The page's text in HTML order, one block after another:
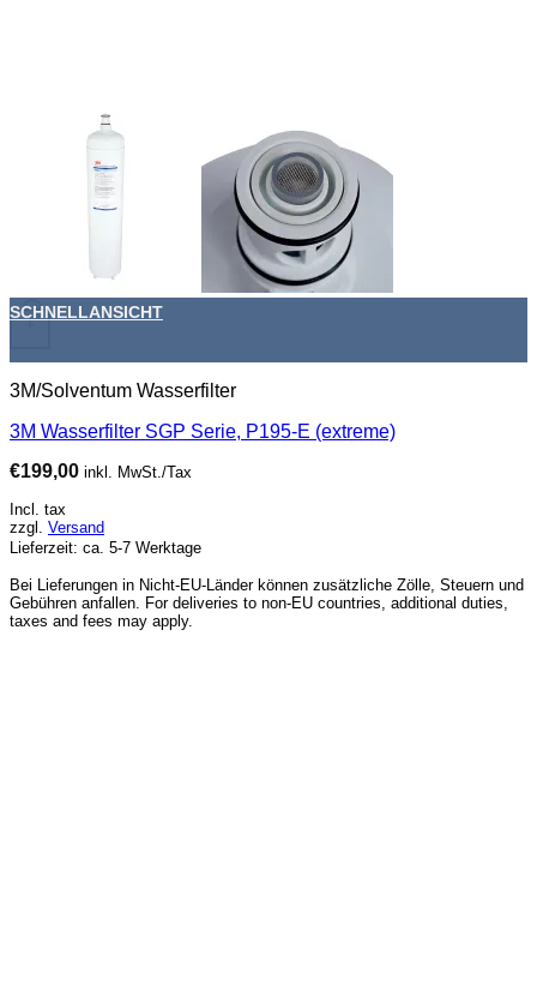
+
SCHNELLANSICHT
3M/Solventum Wasserfilter
3M Wasserfilter SGP Serie, P195-E (extreme)
€199,00 inkl. MwSt./Tax
Incl. tax
zzgl. Versand
Lieferzeit: ca. 5-7 Werktage
Bei Lieferungen in Nicht-EU-Länder können zusätzliche Zölle, Steuern und
Gebühren anfallen. For deliveries to non-EU countries, additional duties,
taxes and fees may apply.